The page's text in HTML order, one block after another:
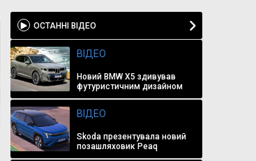
ОСТАННІ ВІДЕО
ВІДЕО
Новий BMW X5 здивував
футуристичним дизайном
ВІДЕО
Skoda презентувала новий
позашляховик Peaq